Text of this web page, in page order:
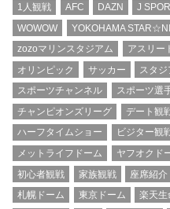
1人観戦 AFC DAZN J
WOWOW
YOKOHAMA
zozoマリンスタジアム
アスリー
オリンピック
サッカー スタ
スポーツチャンネル
スポーツ選
チャンピオンズリーグ
デート観
ハーフタイムショー
ビジター観
メットライフドーム
ヤフオクド
初心者観戦
家族観戦 座席紹介
札幌ドーム
東京ドーム 楽天生